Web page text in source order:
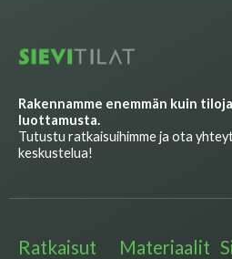
Rakennamme enemmän kuin
luottamusta.
Tutustu ratkaisuihimme ja ota
keskustelua!
Ratkaisut Materiaalit